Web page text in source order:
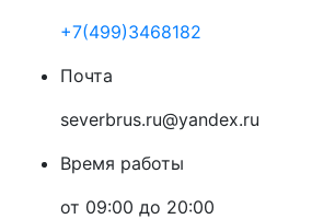
+7(499)3468182
Почта
severbrus.ru@yandex.ru
Время работы
от 09:00 до 20:00